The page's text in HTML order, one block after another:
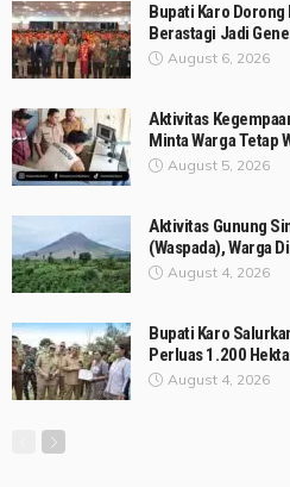
Bupati Karo
Berastagi Jadi
August 6, 2026
Aktivitas
Minta Warga Tetap
August 5, 2026
Aktivitas Gunung
(Waspada), Warga
August 4, 2026
Bupati Karo
Perluas 1.200
August 4, 2026